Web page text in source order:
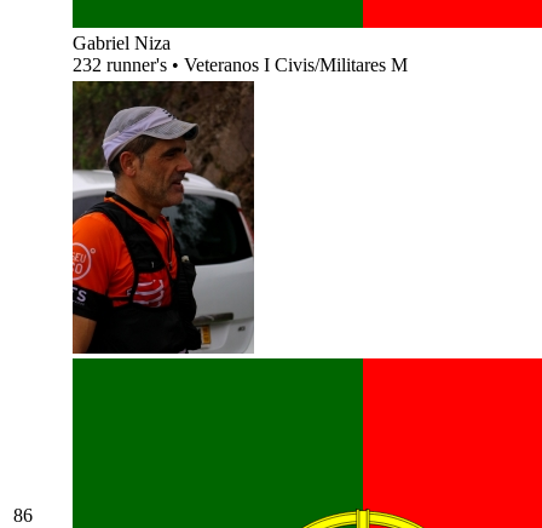
Gabriel Niza
232 runner's • Veteranos I Civis/Militares M
86